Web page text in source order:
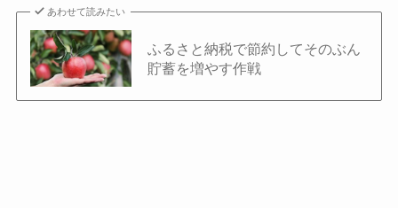
あわせて読みたい
ふるさと納税で節約してそのぶん
貯蓄を増やす作戦